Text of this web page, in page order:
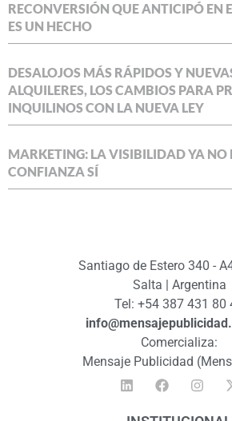
RECONVERSIÓN QUE ANTICIPÓ EN
ES UN HECHO
DESALOJOS MÁS RÁPIDOS Y
ALQUILERES, LOS CAMBIOS PARA
INQUILINOS CON LA NUEVA LEY
MARKETING: LA VISIBILIDAD YA
CONFIANZA SÍ
Santiago de Estero 340 -
Salta | Argentina
Tel: +54 387 431 80
Comercializa:
Mensaje Publicidad